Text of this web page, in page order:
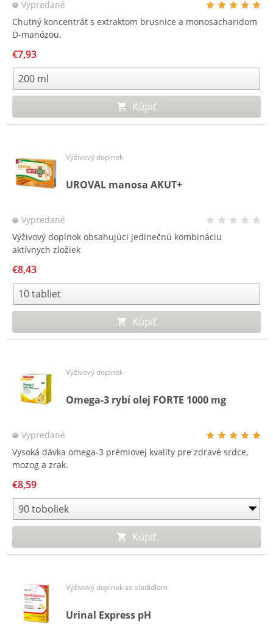
Vypredané
Chutný koncentrát s extraktom brusnice a monosacharidom
D-manózou.
€7,93
Kúpiť
Výživový doplnok
UROVAL manosa AKUT+
Vypredané
Výživový doplnok obsahujúci jedinečnú kombináciu
aktívnych zložiek
€8,43
Kúpiť
Výživový doplnok
Omega-3 rybí olej FORTE 1000 mg
Vypredané
Vysoká dávka omega-3 prémiovej kvality pre zdravé srdce,
mozog a zrak.
€8,59
Kúpiť
Výživový doplnok so sladidlom
Urinal Express pH